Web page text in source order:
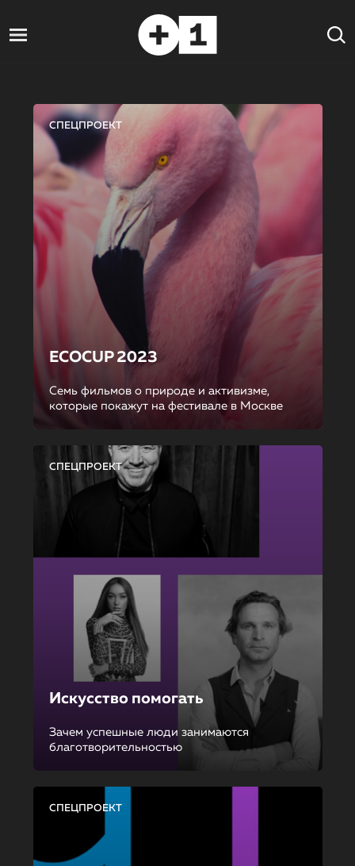
СПЕЦПРОЕКТ
ECOCUP 2023
Семь фильмов о природе и активизме,
которые покажут на фестивале в Москве
СПЕЦПРОЕКТ
Искусство помогать
Зачем успешные люди занимаются
благотворительностью
СПЕЦПРОЕКТ